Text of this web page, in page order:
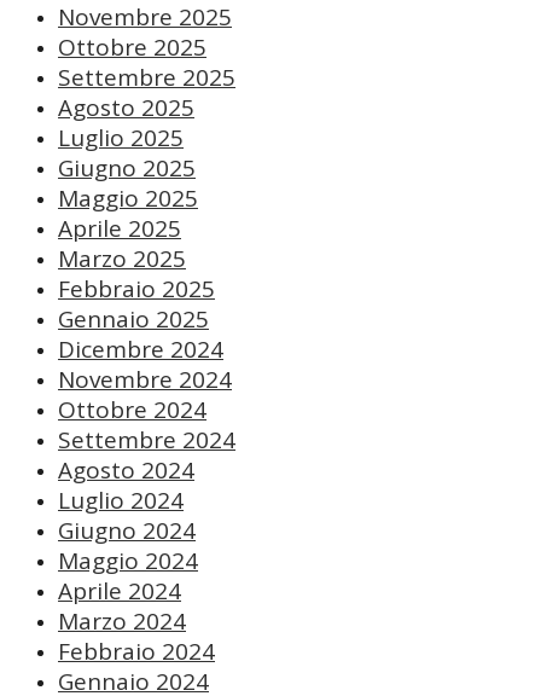
Novembre 2025
Ottobre 2025
Settembre 2025
Agosto 2025
Luglio 2025
Giugno 2025
Maggio 2025
Aprile 2025
Marzo 2025
Febbraio 2025
Gennaio 2025
Dicembre 2024
Novembre 2024
Ottobre 2024
Settembre 2024
Agosto 2024
Luglio 2024
Giugno 2024
Maggio 2024
Aprile 2024
Marzo 2024
Febbraio 2024
Gennaio 2024